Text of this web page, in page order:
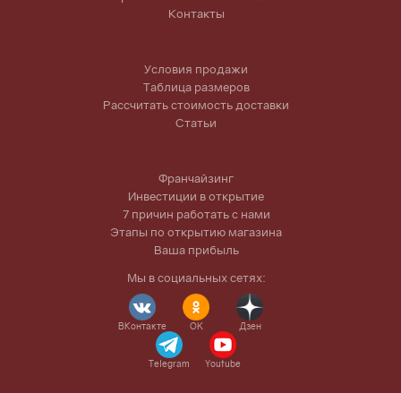
Контакты
Условия продажи
Таблица размеров
Рассчитать стоимость доставки
Статьи
Франчайзинг
Инвестиции в открытие
7 причин работать с нами
Этапы по открытию магазина
Ваша прибыль
Мы в социальных сетях:
ВКонтакте OK Дзен
Telegram Youtube